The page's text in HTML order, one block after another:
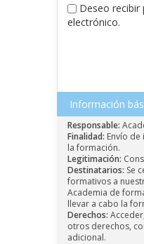
Deseo
electrónico.
Información
Responsable:
Finalidad: Envío
la formación.
Legitimación:
Destinatarios: Se
formativos a
Academia de
llevar a cabo la
Derechos:
otros derechos,
adicional.